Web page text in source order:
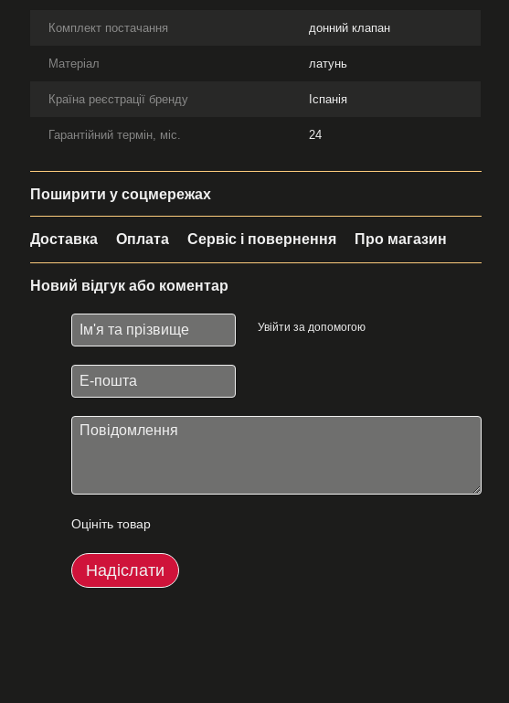
Комплект постачання донний клапан
Матеріал латунь
Країна реєстрації бренду Іспанія
Гарантійний термін, міс. 24
Поширити у соцмережах
Доставка Оплата Сервіс і повернення Про магазин
Новий відгук або коментар
Увійти за допомогою
Оцініть товар
Надіслати